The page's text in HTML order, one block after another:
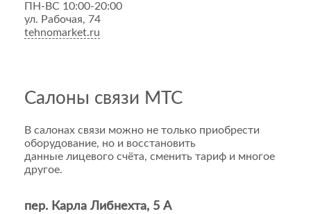
ПН-ВС 10:00-20:00
ул. Рабочая, 74
tehnomarket.ru
Салоны связи МТС
В салонах связи можно не только приобрести
оборудование, но и восстановить
данные лицевого счёта, сменить тариф и многое
другое.
пер. Карла Либнехта, 5 А